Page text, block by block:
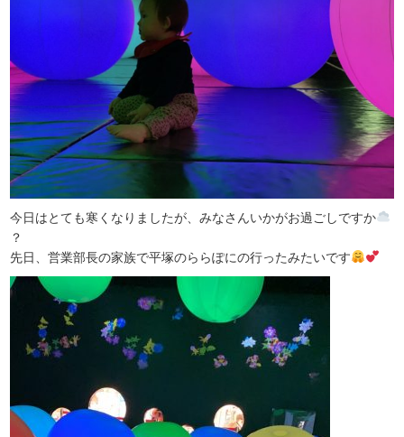
今日はとても寒くなりましたが、みなさんいかがお過ごしですか
？
先日、営業部長の家族で平塚のららぽにの行ったみたいです